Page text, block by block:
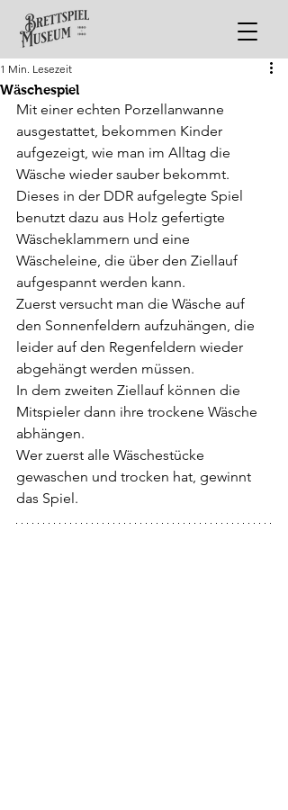
Wäschespiel
1 Min. Lesezeit
Mit einer echten Porzellanwanne
ausgestattet, bekommen Kinder
aufgezeigt, wie man im Alltag die
Wäsche wieder sauber bekommt.
Dieses in der DDR aufgelegte Spiel
benutzt dazu aus Holz gefertigte
Wäscheklammern und eine
Wäscheleine, die über den Ziellauf
aufgespannt werden kann.
Zuerst versucht man die Wäsche auf
den Sonnenfeldern aufzuhängen, die
leider auf den Regenfeldern wieder
abgehängt werden müssen.
In dem zweiten Ziellauf können die
Mitspieler dann ihre trockene Wäsche
abhängen.
Wer zuerst alle Wäschestücke
gewaschen und trocken hat, gewinnt
das Spiel.